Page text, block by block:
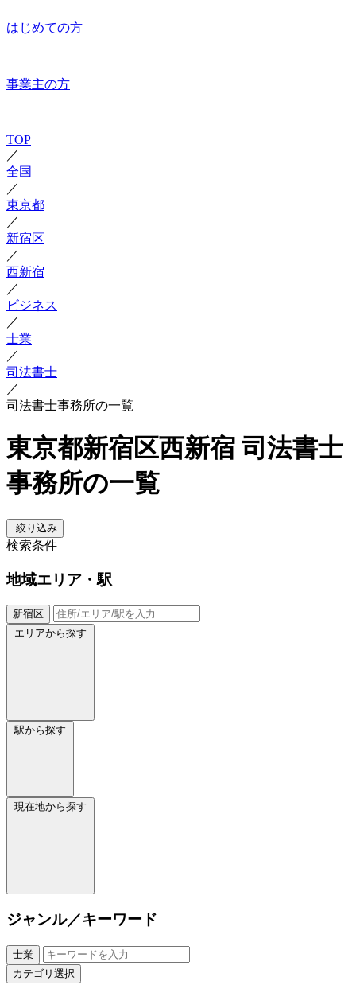
はじめての方
事業主の方
TOP
／
全国
／
東京都
／
新宿区
／
西新宿
／
ビジネス
／
士業
／
司法書士
／
司法書士事務所の一覧
東京都新宿区西新宿 司法書士
事務所の一覧
絞り込み
検索条件
地域エリア・駅
新宿区
エリアから探す
駅から探す
現在地から探す
ジャンル／キーワード
士業
カテゴリ選択